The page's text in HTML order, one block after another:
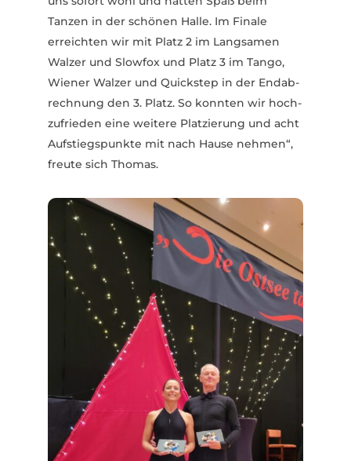
Tanzen in der schönen Halle. Im Finale
erreichten wir mit Platz 2 im Lang­samen
Walzer und Slowfox und Platz 3 im Tango,
Wiener Walzer und Quickstep in der Endab­
rechnung den 3. Platz. So konnten wir hoch­
zu­frieden eine weitere Plat­zierung und acht
Aufstiegs­punkte mit nach Hause nehmen“,
freute sich Thomas.